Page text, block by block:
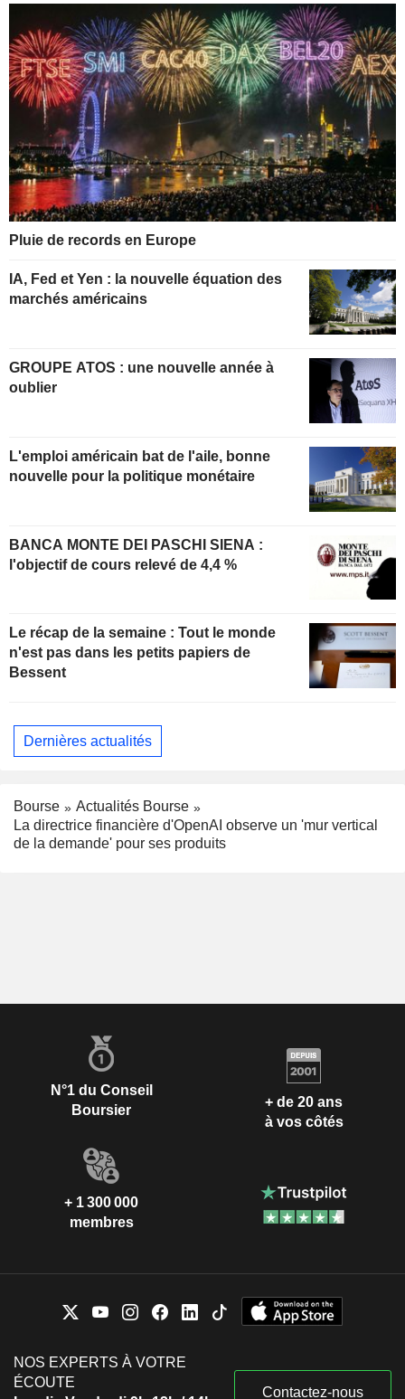
Pluie de records en Europe
IA, Fed et Yen : la nouvelle équation des
marchés américains
GROUPE ATOS : une nouvelle année à
oublier
L'emploi américain bat de l'aile, bonne
nouvelle pour la politique monétaire
BANCA MONTE DEI PASCHI SIENA :
l'objectif de cours relevé de 4,4 %
Le récap de la semaine : Tout le monde
n'est pas dans les petits papiers de
Bessent
Dernières actualités
Bourse
Actualités Bourse
La directrice financière d'OpenAI observe un 'mur vertical
de la demande' pour ses produits
N°1 du Conseil
Boursier
+ de 20 ans
à vos côtés
+ 1 300 000
membres
NOS EXPERTS À VOTRE
ÉCOUTE
Contactez-nous